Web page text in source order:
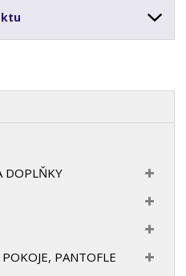
DOPLŇKY
PANTOFLE